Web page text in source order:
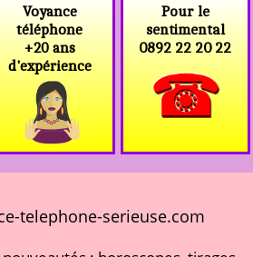
Voyance
téléphone
+20 ans
d'expérience
Pour le
sentimental
0892 22 20 22
telephone-serieuse.com